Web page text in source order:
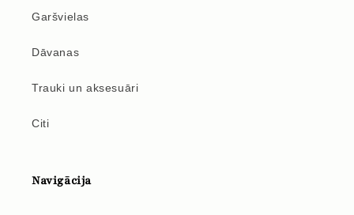
Garšvielas
Dāvanas
Trauki un aksesuāri
Citi
Navigācija